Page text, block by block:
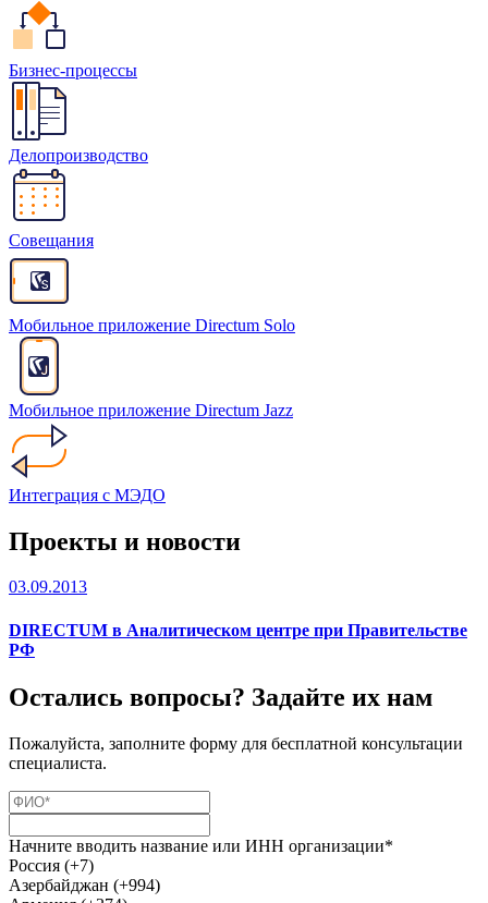
Бизнес-процессы
Делопроизводство
Совещания
Мобильное приложение Directum Solo
Мобильное приложение Directum Jazz
Интеграция с МЭДО
Проекты и новости
03.09.2013
DIRECTUM в Аналитическом центре при Правительстве
РФ
Остались вопросы? Задайте их нам
Пожалуйста, заполните форму для бесплатной консультации
специалиста.
Начните вводить название или ИНН организации*
Россия (+7)
Азербайджан (+994)